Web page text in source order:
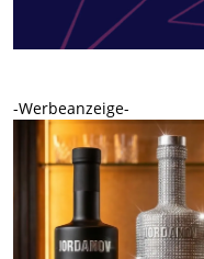
-Werbeanzeige-